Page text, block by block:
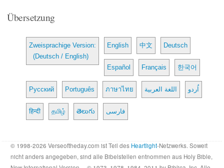
Übersetzung
Zweisprachige Version:
(Deutsch / English)
English 中文 Deutsch
Español Français 한국어
Русский Português ภาษาไทย اللغة العربية اُردو
हिन्दी தமிழ் తెలుగు فارسی
© 1998-2026 Verseoftheday.com ist Teil des Heartlight-Netzwerks. Soweit
nicht anders angegeben, sind alle Bibelstellen entnommen aus Holy Bible,